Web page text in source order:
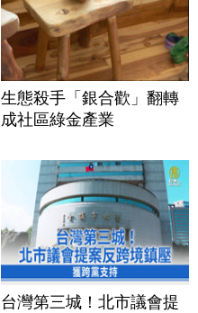
生態殺手「銀合歡」翻轉
成社區綠金產業
台灣第三城！北市議會提